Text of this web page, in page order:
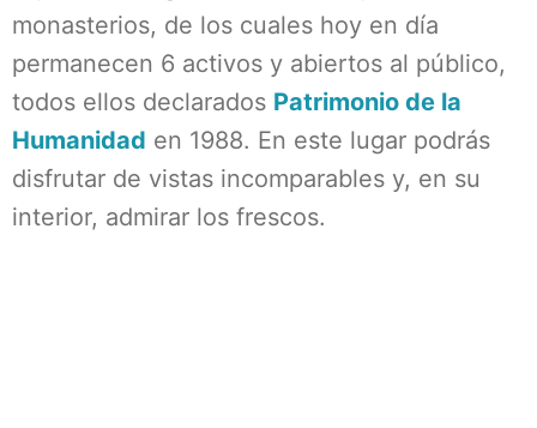
monasterios, de los cuales hoy en día
permanecen 6 activos y abiertos al público,
todos ellos declarados Patrimonio de la
Humanidad en 1988. En este lugar podrás
disfrutar de vistas incomparables y, en su
interior, admirar los frescos.